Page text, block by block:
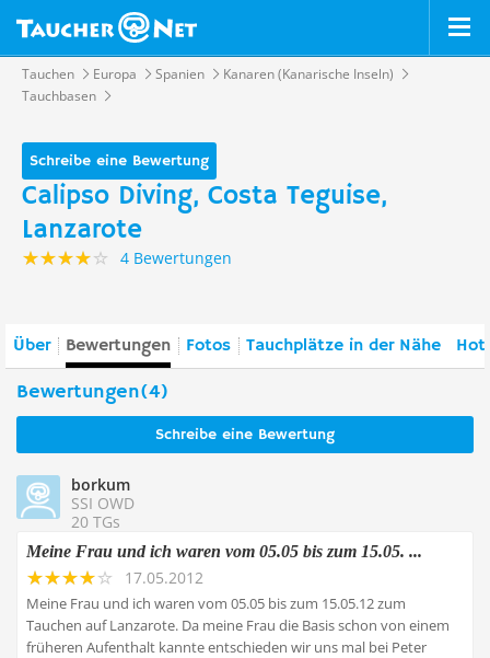
Tauchen Europa Spanien
Kanaren (Kanarische Inseln)
Tauchbasen
Schreibe eine Bewertung
Calipso Diving, Costa Teguise,
Lanzarote
4 Bewertungen
Über Bewertungen Fotos Tauchplätze in der Nähe
Bewertungen(4)
Schreibe eine Bewertung
borkum
SSI OWD
20 TGs
Meine Frau und ich waren vom 05.05 bis zum 15.05. ...
17.05.2012
Meine Frau und ich waren vom 05.05 bis zum 15.05.12 zum
Tauchen auf Lanzarote. Da meine Frau die Basis schon von einem
früheren Aufenthalt kannte entschieden wir uns mal bei Peter